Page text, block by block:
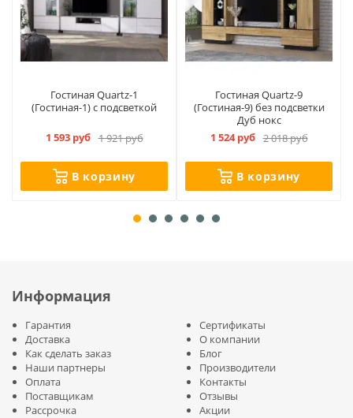
Гостиная Quartz-1
(Гостиная-1) с подсветкой
1 593 руб 1 921 руб
В корзину
Гостиная Quartz-9
(Гостиная-9) без подсветки
Дуб нокс
1 524 руб 2 018 руб
В корзину
Информация
Гарантия
Доставка
Как сделать заказ
Наши партнеры
Оплата
Поставщикам
Рассрочка
Сертификаты
О компании
Блог
Производители
Контакты
Отзывы
Акции